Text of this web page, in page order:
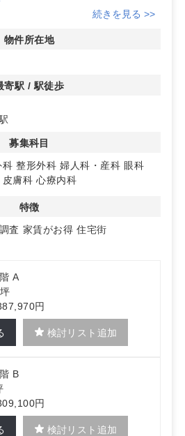
、特別賃料を適用）
病内科 診療圏良好！
続きを見る >>
物件所在地
寄駅 / 駅徒歩
募集科目
科 整形外科 婦人科・産科 眼科
皮膚科 心療内科
特徴
査 家賃がお得 住宅街
A
円
検討リスト追加
B
円
検討リスト追加